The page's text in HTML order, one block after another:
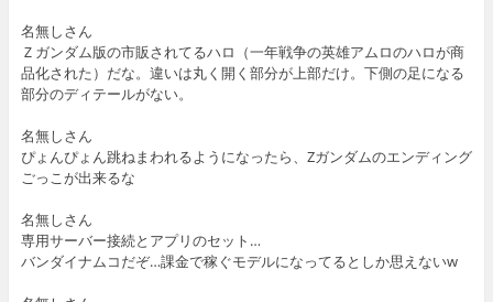
名無しさん
Ｚガンダム版の市販されてるハロ（一年戦争の英雄アムロのハロが商
品化された）だな。違いは丸く開く部分が上部だけ。下側の足になる
部分のディテールがない。
名無しさん
ぴょんぴょん跳ねまわれるようになったら、Zガンダムのエンディング
ごっこが出来るな
名無しさん
専用サーバー接続とアプリのセット…
バンダイナムコだぞ…課金で稼ぐモデルになってるとしか思えないw